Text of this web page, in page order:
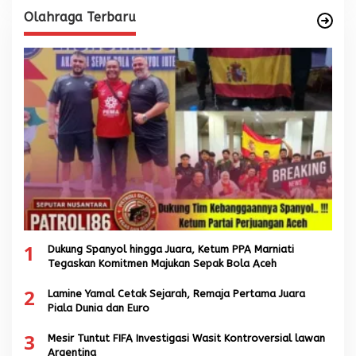
Olahraga Terbaru
1
Dukung Spanyol hingga Juara, Ketum PPA Marniati
Tegaskan Komitmen Majukan Sepak Bola Aceh
2
Lamine Yamal Cetak Sejarah, Remaja Pertama Juara
Piala Dunia dan Euro
3
Mesir Tuntut FIFA Investigasi Wasit Kontroversial lawan
Argentina